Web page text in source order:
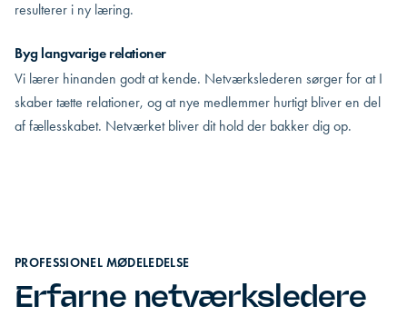
resulterer i ny læring.
Byg langvarige relationer
Vi lærer hinanden godt at kende. Netværkslederen sørger for at I
skaber tætte relationer, og at nye medlemmer hurtigt bliver en del
af fællesskabet. Netværket bliver dit hold der bakker dig op.
PROFESSIONEL MØDELEDELSE
Erfarne netværksledere